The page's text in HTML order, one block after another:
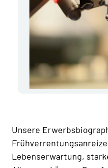
Unsere
Lebenserwartung,